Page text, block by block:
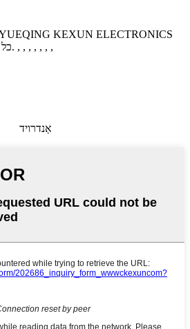
CO., LTD כל הזכויות שמורות. , , , , , , ,
אַנדרויד